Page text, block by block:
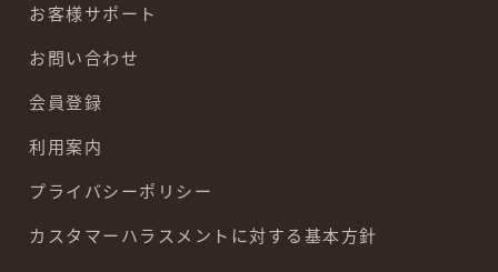
お客様サポート
お問い合わせ
会員登録
利用案内
プライバシーポリシー
カスタマーハラスメントに対する基本方針